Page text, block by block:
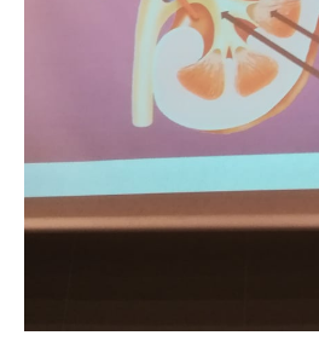
med
(18+)
2029